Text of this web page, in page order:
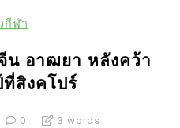
กีฬา
น อาฒยา หลังคว้า
สิงคโปร์
0 3 words